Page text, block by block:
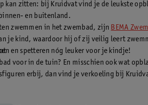
kan zitten: bij Kruidvat vind je de leukste
en buitenland.
zwemmen in het zwembad, zijn BEMA
je kind, waardoor hij of zij veilig leert
en spetteren nóg leuker voor je kindje!
voor in de tuin? En misschien ook wat
erbij, dan vind je verkoeling bij